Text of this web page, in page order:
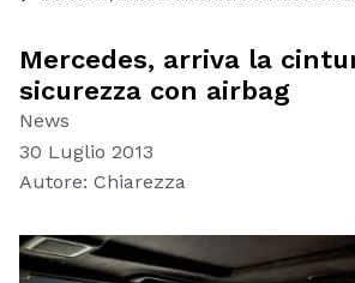
Mercedes, arriva la
sicurezza con airbag
News
30 Luglio 2013
Autore: Chiarezza